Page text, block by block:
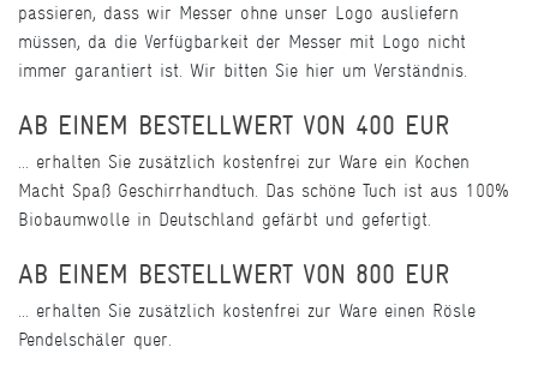
passieren, dass wir Messer ohne unser Logo ausliefern
müssen, da die Verfügbarkeit der Messer mit Logo nicht
immer garantiert ist. Wir bitten Sie hier um Verständnis.
AB EINEM BESTELLWERT VON 400 EUR
... erhalten Sie zusätzlich kostenfrei zur Ware ein Kochen
Macht Spaß Geschirrhandtuch. Das schöne Tuch ist aus 100%
Biobaumwolle in Deutschland gefärbt und gefertigt.
AB EINEM BESTELLWERT VON 800 EUR
... erhalten Sie zusätzlich kostenfrei zur Ware einen Rösle
Pendelschäler quer.